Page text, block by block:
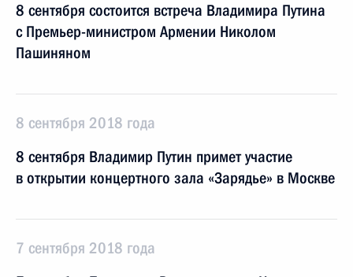
8 сентября состоится встреча Владимира Путина
с Премьер-министром Армении Николом
Пашиняном
8 сентября 2018 года
8 сентября Владимир Путин примет участие
в открытии концертного зала «Зарядье» в Москве
7 сентября 2018 года